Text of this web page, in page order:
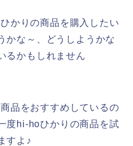
かりの商品を購入したい
かな～、どうしようかな
るかもしれません
品をおすすめしているの
度hi-hoひかりの商品を試
すよ♪